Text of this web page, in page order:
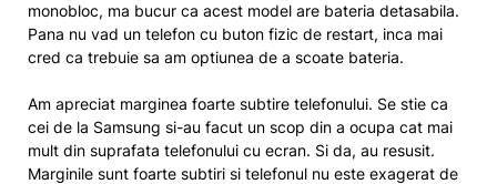
monobloc, ma bucur ca acest model are bateria detasabila.
Pana nu vad un telefon cu buton fizic de restart, inca mai
cred ca trebuie sa am optiunea de a scoate bateria.
Am apreciat marginea foarte subtire telefonului. Se stie ca
cei de la Samsung si-au facut un scop din a ocupa cat mai
mult din suprafata telefonului cu ecran. Si da, au resusit.
Marginile sunt foarte subtiri si telefonul nu este exagerat de